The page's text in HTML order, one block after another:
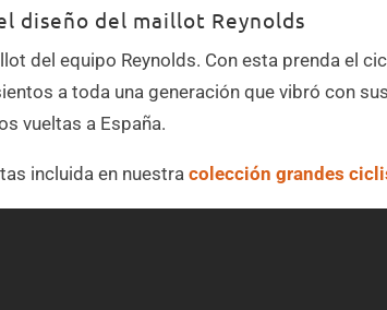
diseño del maillot Reynolds
del equipo Reynolds. Con esta prenda el
a toda una generación que vibró con
vueltas a España.
incluida en nuestracolección grandes